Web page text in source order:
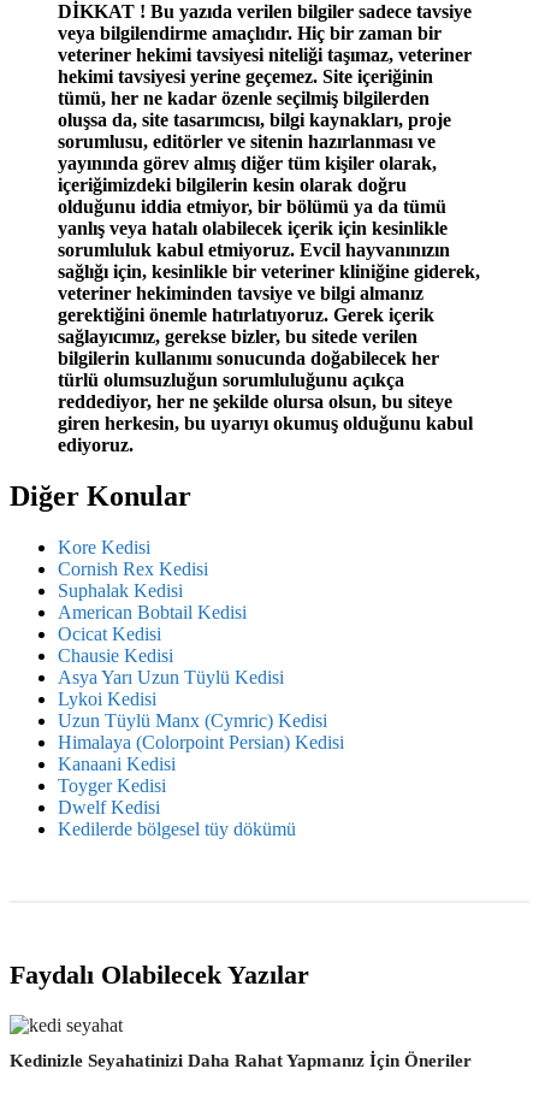
DİKKAT ! Bu yazıda verilen bilgiler sadece tavsiye
veya bilgilendirme amaçlıdır. Hiç bir zaman bir
veteriner hekimi tavsiyesi niteliği taşımaz, veteriner
hekimi tavsiyesi yerine geçemez. Site içeriğinin
tümü, her ne kadar özenle seçilmiş bilgilerden
oluşsa da, site tasarımcısı, bilgi kaynakları, proje
sorumlusu, editörler ve sitenin hazırlanması ve
yayınında görev almış diğer tüm kişiler olarak,
içeriğimizdeki bilgilerin kesin olarak doğru
olduğunu iddia etmiyor, bir bölümü ya da tümü
yanlış veya hatalı olabilecek içerik için kesinlikle
sorumluluk kabul etmiyoruz. Evcil hayvanınızın
sağlığı için, kesinlikle bir veteriner kliniğine giderek,
veteriner hekiminden tavsiye ve bilgi almanız
gerektiğini önemle hatırlatıyoruz. Gerek içerik
sağlayıcımız, gerekse bizler, bu sitede verilen
bilgilerin kullanımı sonucunda doğabilecek her
türlü olumsuzluğun sorumluluğunu açıkça
reddediyor, her ne şekilde olursa olsun, bu siteye
giren herkesin, bu uyarıyı okumuş olduğunu kabul
ediyoruz.
Diğer Konular
Kore Kedisi
Cornish Rex Kedisi
Suphalak Kedisi
American Bobtail Kedisi
Ocicat Kedisi
Chausie Kedisi
Asya Yarı Uzun Tüylü Kedisi
Lykoi Kedisi
Uzun Tüylü Manx (Cymric) Kedisi
Himalaya (Colorpoint Persian) Kedisi
Kanaani Kedisi
Toyger Kedisi
Dwelf Kedisi
Kedilerde bölgesel tüy dökümü
Faydalı Olabilecek Yazılar
Kedinizle Seyahatinizi Daha Rahat Yapmanız İçin Öneriler